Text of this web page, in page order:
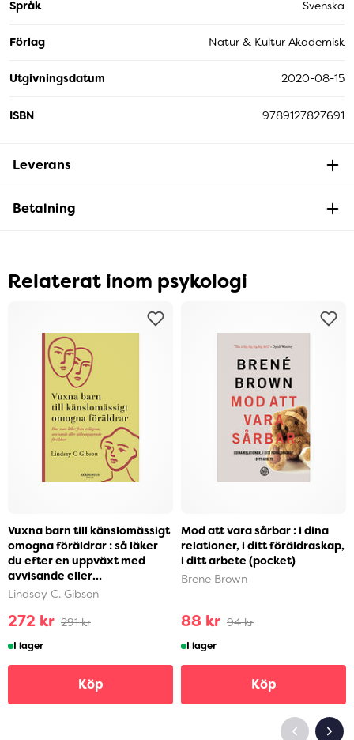
Språk Svenska
Förlag Natur & Kultur Akademisk
Utgivningsdatum 2020-08-15
ISBN 9789127827691
Leverans
Betalning
Relaterat inom psykologi
Vuxna barn till känslomässigt
omogna föräldrar : så läker
du efter en uppväxt med
avvisande eller
självupptagna föräldra...
Lindsay C. Gibson
272 kr 291 kr
I lager
Köp
Mod att vara sårbar : i dina
relationer, i ditt föräldraskap,
i ditt arbete (pocket)
Brene Brown
88 kr 94 kr
I lager
Köp